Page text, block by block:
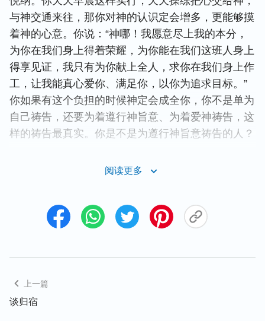
与神交通来往，那你对神的认识定会增多，更能够摸
着神的心意。你说：“神哪！我愿意尽上我的本分，
为你在我们身上得着荣耀，为你能在我们这班人身上
得享见证，我只有为你献上全人，求你在我们身上作
工，让我能真心爱你、满足你，以你为追求目标。”
你如果有这个负担的时候神定会成全你，你不是单为
自己祷告，还要为着遵行神旨意、为着爱神祷告，这
样的祷告最真实。你是不是为遵行神旨意祷告的人？
以前你们不会祷告，而且把祷告这事都忽略了，现在
但我愿意爱你就是没劲，这该怎么办呢？愿你开启我
的灵眼，愿你的灵感动我的心，使我在你面前脱去一
怎样试炼我都行。现在我不考虑有没有前途，我也不
受死的辖制，我愿意以爱你的心来寻求人生之道。万
阅读更多
上一篇
谈归宿